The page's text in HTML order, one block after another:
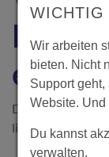
Du fragst dich für
liefern dir die
WICHTIG
Wir arbeiten
bieten. Nicht
Support
Website.
Du kannst
verwalten.